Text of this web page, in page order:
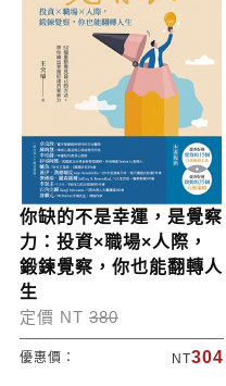
你缺的不是幸運，是覺察
力：投資×職場×人際，
鍛鍊覺察，你也能翻轉人
生
定價 NT 380
優惠價： NT304